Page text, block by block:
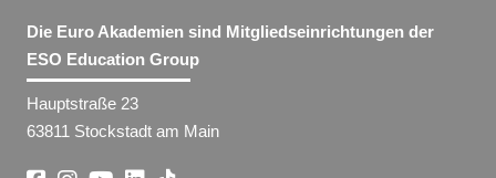
Die Euro Akademien sind Mitgliedseinrichtungen der
ESO Education Group
Hauptstraße 23
63811 Stockstadt am Main